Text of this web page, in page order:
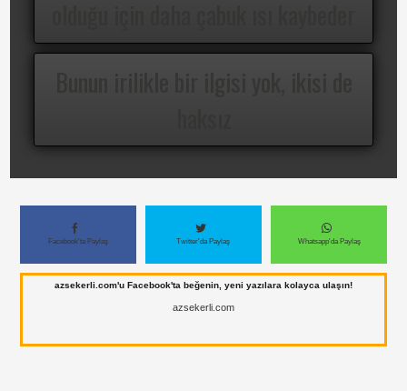
Facebook'ta Paylaş Twitter'da Paylaş Whatsapp'da Paylaş
azsekerli.com'u Facebook'ta beğenin, yeni yazılara kolayca ulaşın!
azsekerli.com